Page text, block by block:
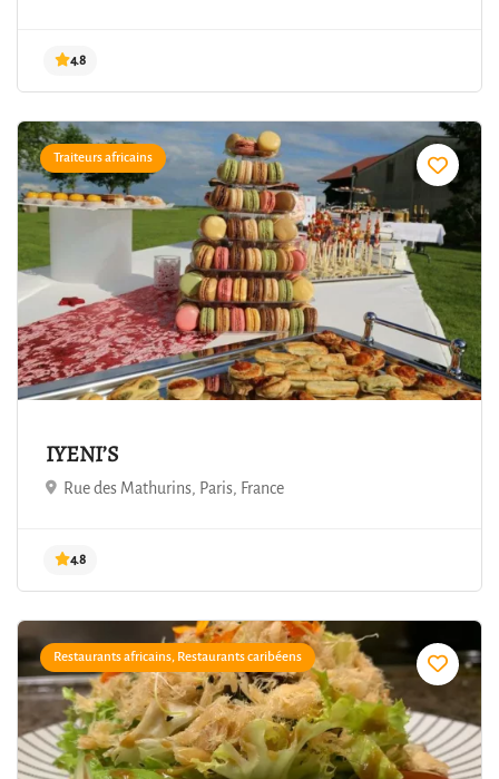
4.8
Traiteurs africains
IYENI’S
Rue des Mathurins, Paris, France
Restaurants africains, Restaurants caribéens